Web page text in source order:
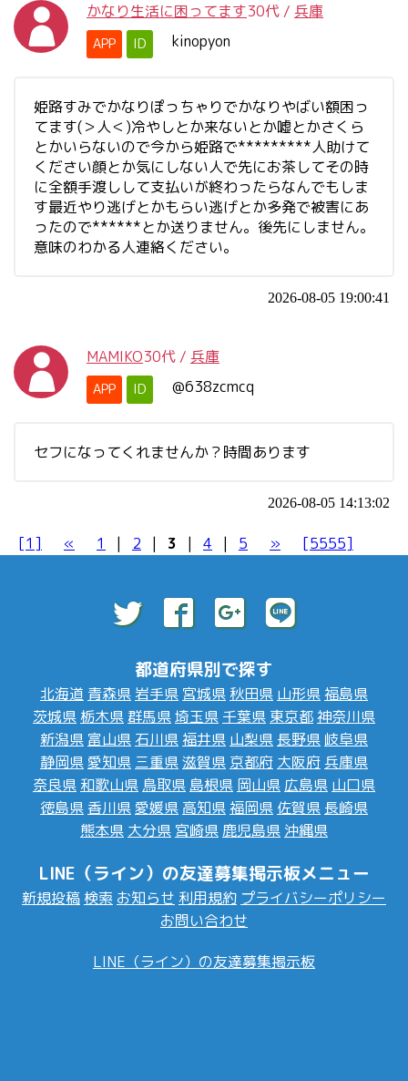
かなり生活に困ってます30代 / 兵庫
APP ID kinopyon
姫路すみでかなりぽっちゃりでかなりやばい額困っ
てます(＞人＜)冷やしとか来ないとか嘘とかさくら
とかいらないので今から姫路で*********人助けて
ください顔とか気にしない人で先にお茶してその時
に全額手渡しして支払いが終わったらなんでもしま
す最近やり逃げとかもらい逃げとか多発で被害にあ
ったので******とか送りません。後先にしません。
意味のわかる人連絡ください。
2026-08-05 19:00:41
MAMIKO30代 / 兵庫
APP ID @638zcmcq
セフになってくれませんか？時間あります
2026-08-05 14:13:02
[1] « 1 | 2 | 3 | 4 | 5 » [5555]
都道府県別で探す
北海道 青森県 岩手県 宮城県 秋田県 山形県福島県
茨城県 栃木県群馬県埼玉県 千葉県 東京都神奈川県
新潟県 富山県 石川県福井県 山梨県 長野県 岐阜県
静岡県愛知県 三重県滋賀県 京都府 大阪府 兵庫県
奈良県 和歌山県 鳥取県 島根県 岡山県 広島県 山口県
徳島県 香川県愛媛県 高知県福岡県 佐賀県 長崎県
熊本県 大分県 宮崎県 鹿児島県 沖縄県
LINE（ライン）の友達募集掲示板メニュー
新規投稿 検索 お知らせ 利用規約 プライバシーポリシー
お問い合わせ
LINE（ライン）の友達募集掲示板